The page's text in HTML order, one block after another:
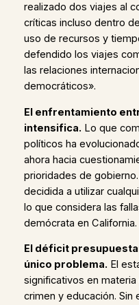
realizado dos viajes al
críticas incluso dentro
uso de recursos y
defendido los viajes
las relaciones
democráticos».
El enfrentamiento
intensifica. Lo que
políticos ha
ahora hacia
prioridades de
decidida a utilizar
lo que considera las
demócrata en California.
El déficit
único problema. El
significativos en
crimen y educación. Sin